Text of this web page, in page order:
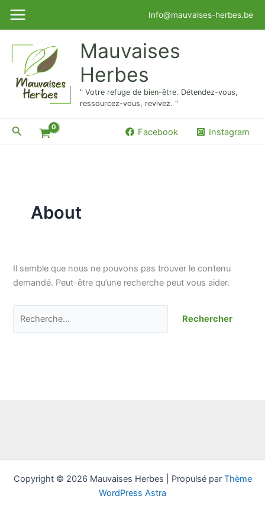
Info@mauvaises-herbes.be
Mauvaises
Herbes
" Votre refuge de bien-être. Détendez-vous,
ressourcez-vous, revivez. "
Rechercher Facebook Instagram
About
Il semble que nous ne pouvons pas trouver le contenu
demandé. Peut-être qu’une recherche peut vous aider.
Copyright © 2026 Mauvaises Herbes | Propulsé par Thème
WordPress Astra